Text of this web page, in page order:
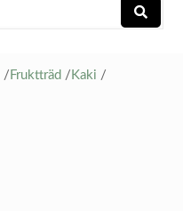
/ Fruktträd / Kaki /